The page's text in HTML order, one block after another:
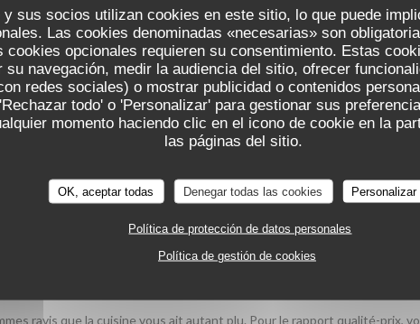
y sus socios utilizan cookies en este sitio, lo que puede
Las cookies denominadas «necesarias» son
cookies opcionales requieren su consentimiento. Estas
su navegación, medir la audiencia del sitio, ofrecer
redes sociales) o mostrar publicidad o contenidos
todo' o 'Personalizar' para gestionar sus
momento haciendo clic en el icono de cookie en la
las páginas del sitio.
OK, aceptar todas Denegar todas las cookies Personalizar
Política de protección de datos personales
Política de gestión de cookies
SERVICIO: 5/5 AMBIENTE: 5/5 MENÚ: 5/5 CALIDAD /
extraordinaire, la référence par excellence
Savoir que notre équipe vous a autant marqué nous fait vraiment plaisir.
du Procope
ravis que la cuisine vous ait autant plu. Pour le rapport qualité-prix,